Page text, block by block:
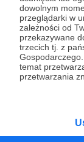
dowolnym
przeglądarki w
zależności od
przekazywane
trzecich tj. z
temat
przetwarzania